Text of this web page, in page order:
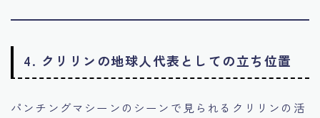
4. クリリンの地球人代表としての立ち位置
パンチングマシーンのシーンで見られるクリリンの活